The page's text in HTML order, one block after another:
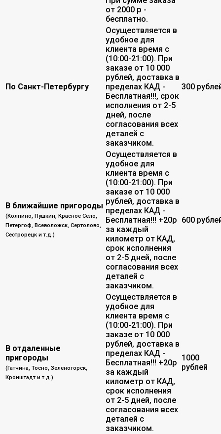
от 2000 р -
бесплатно.
По Санкт-Петербургу
Осуществляется в
удобное для
клиента время с
(10:00-21:00). При
заказе от 10 000
рублей, доставка в
пределах КАД -
Бесплатная!!!, срок
исполнения от 2-5
дней, после
согласования всех
деталей с
заказчиком.
300
В ближайшие пригороды
(Колпино, Пушкин, Красное Село,
Петергоф, Всеволожск, Сертолово,
Сестрорецк и т.д.)
Осуществляется в
удобное для
клиента время с
(10:00-21:00). При
заказе от 10 000
рублей, доставка в
пределах КАД -
Бесплатная!!! +20р
за каждый
километр от КАД,
срок исполнения
от 2-5 дней, после
согласования всех
деталей с
заказчиком.
600
В отдаленные
пригороды
(Гатчина, Тосно, Зеленогорск,
Кронштадт и т.д.)
Осуществляется в
удобное для
клиента время с
(10:00-21:00). При
заказе от 10 000
рублей, доставка в
пределах КАД -
Бесплатная!!! +20р
за каждый
километр от КАД,
срок исполнения
от 2-5 дней, после
согласования всех
деталей с
заказчиком.
1000
рублей